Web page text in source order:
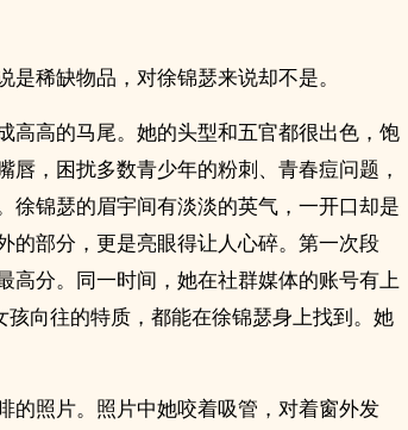
稀缺物品，对徐锦瑟来说却不是。
高高的马尾。她的头型和五官都很出色，饱
，困扰多数青少年的粉刺、青春痘问题，
徐锦瑟的眉宇间有淡淡的英气，一开口却是
的部分，更是亮眼得让人心碎。第一次段
高分。同一时间，她在社群媒体的账号有上
孩向往的特质，都能在徐锦瑟身上找到。她
的照片。照片中她咬着吸管，对着窗外发